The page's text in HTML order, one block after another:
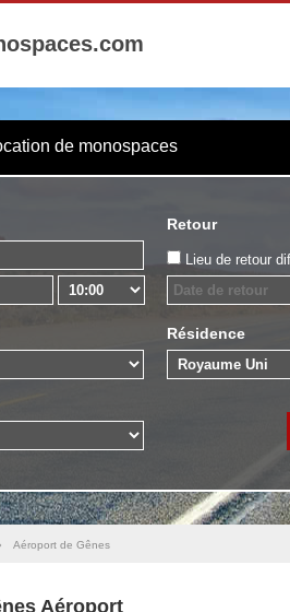
de monospaces
Retour
Lieu de retour
Résidence
Aéroport de Gênes
Aéroport